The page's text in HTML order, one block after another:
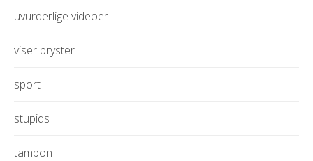
uvurderlige videoer
viser bryster
sport
stupids
tampon